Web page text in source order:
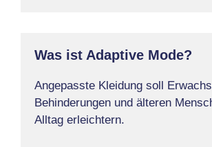
Was ist Adaptive Mode?
Angepasste Kleidung soll
Behinderungen und älteren
Alltag erleichtern.